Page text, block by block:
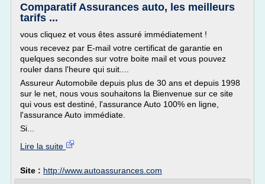
Comparatif Assurances auto, les meilleurs
tarifs ...
vous cliquez et vous êtes assuré immédiatement !
vous recevez par E-mail votre certificat de garantie en
quelques secondes sur votre boite mail et vous pouvez
rouler dans l'heure qui suit....
Assureur Automobile depuis plus de 30 ans et depuis 1998
sur le net, nous vous souhaitons la Bienvenue sur ce site
qui vous est destiné, l'assurance Auto 100% en ligne,
l'assurance Auto immédiate.
Si...
Lire la suite
Site : http://www.autoassurances.com